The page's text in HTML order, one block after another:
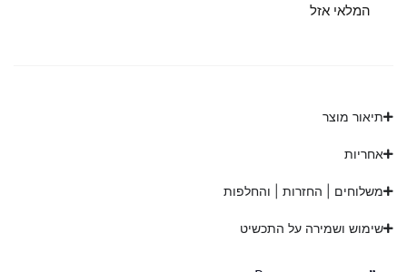
המלאי אזל
תיאור מוצר
אחריות
משלוחים | החזרות | והחלפות
שימוש ושמירה על התכשיט